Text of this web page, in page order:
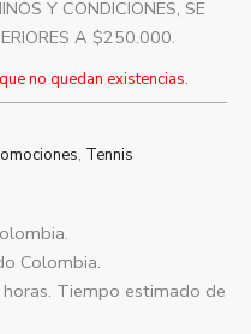
Y CONDICIONES, SE
A $250.000.
no quedan existencias.
, Tennis
Colombia.
Tiempo estimado de